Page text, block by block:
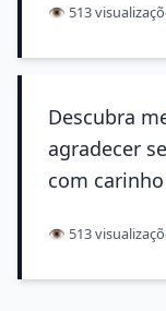
👁️ 513
Descubra
agradecer
com
👁️ 513